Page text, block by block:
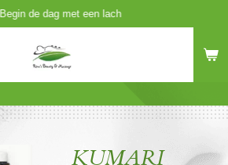
Begin de dag met een lach
KUMARI